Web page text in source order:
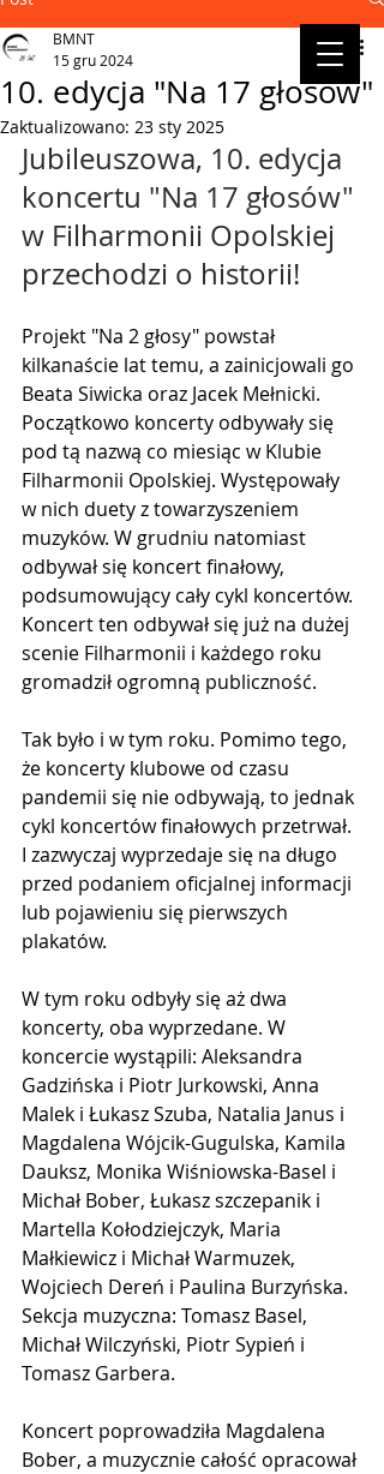
10. edycja "Na 17 głosów"
BMNT
15 gru 2024
Zaktualizowano: 23 sty 2025
Jubileuszowa, 10. edycja
koncertu "Na 17 głosów"
w Filharmonii Opolskiej
przechodzi o historii!
Projekt "Na 2 głosy" powstał
kilkanaście lat temu, a zainicjowali go
Beata Siwicka oraz Jacek Mełnicki.
Początkowo koncerty odbywały się
pod tą nazwą co miesiąc w Klubie
Filharmonii Opolskiej. Występowały
w nich duety z towarzyszeniem
muzyków. W grudniu natomiast
odbywał się koncert finałowy,
podsumowujący cały cykl koncertów.
Koncert ten odbywał się już na dużej
scenie Filharmonii i każdego roku
gromadził ogromną publiczność.
Tak było i w tym roku. Pomimo tego,
że koncerty klubowe od czasu
pandemii się nie odbywają, to jednak
cykl koncertów finałowych przetrwał.
I zazwyczaj wyprzedaje się na długo
przed podaniem oficjalnej informacji
lub pojawieniu się pierwszych
plakatów.
W tym roku odbyły się aż dwa
koncerty, oba wyprzedane. W
koncercie wystąpili: Aleksandra
Gadzińska i Piotr Jurkowski, Anna
Malek i Łukasz Szuba, Natalia Janus i
Magdalena Wójcik-Gugulska, Kamila
Dauksz, Monika Wiśniowska-Basel i
Michał Bober, Łukasz szczepanik i
Martella Kołodziejczyk, Maria
Małkiewicz i Michał Warmuzek,
Wojciech Dereń i Paulina Burzyńska.
Sekcja muzyczna: Tomasz Basel,
Michał Wilczyński, Piotr Sypień i
Tomasz Garbera.
Koncert poprowadziła Magdalena
Bober, a muzycznie całość opracował